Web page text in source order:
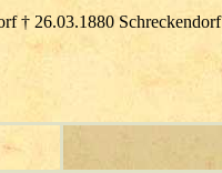
† 26.03.1880 Schreckendorf